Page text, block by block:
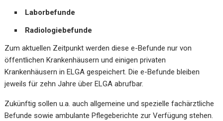
Laborbefunde
Radiologiebefunde
Zum aktuellen Zeitpunkt werden diese e-Befunde nur von
öffentlichen Krankenhäusern und einigen privaten
Krankenhäusern in ELGA gespeichert. Die e-Befunde bleiben
jeweils für zehn Jahre über ELGA abrufbar.
Zukünftig sollen u.a. auch allgemeine und spezielle fachärztliche
Befunde sowie ambulante Pflegeberichte zur Verfügung stehen.